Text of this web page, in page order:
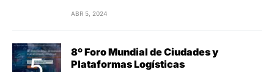
ABR 5, 2024
8º Foro Mundial de Ciudades y
Plataformas Logísticas